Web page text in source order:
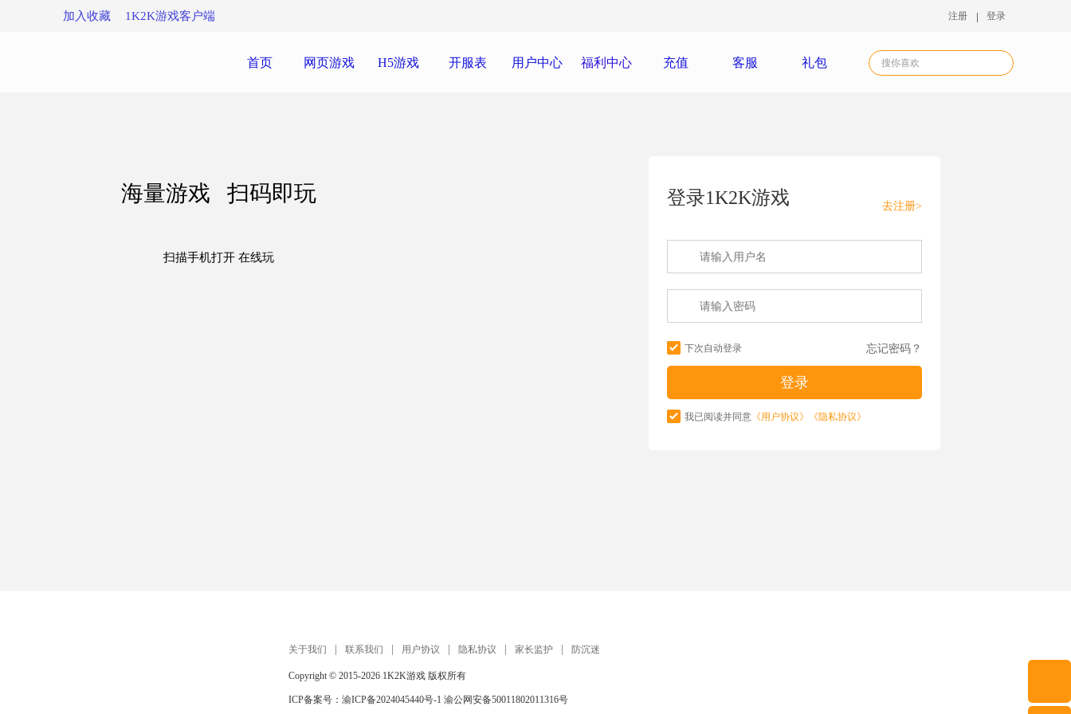
加入收藏 1K2K游戏客户端 注册 登录
首页 网页游戏 H5游戏 开服表 用户中心 福利中心 充值 客服 礼包
海量游戏 扫码即玩
扫描手机打开 在线玩
登录1K2K游戏 去注册>
下次自动登录 忘记密码？
我已阅读并同意 《用户协议》 《隐私协议》
关于我们 联系我们 用户协议 隐私协议 家长监护 防沉迷
Copyright © 2015-2026 1K2K游戏 版权所有
ICP备案号： 渝ICP备2024045440号-1 渝公网安备50011802011316号